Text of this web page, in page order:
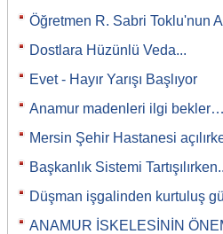
Öğretmen R. Sabri Toklu'nun
Dostlara Hüzünlü Veda...
Evet - Hayır Yarışı Başlıyor
Anamur madenleri ilgi
Mersin Şehir Hastanesi
Başkanlık Sistemi
Düşman işgalinden kurtuluş
ANAMUR İSKELESİNİN